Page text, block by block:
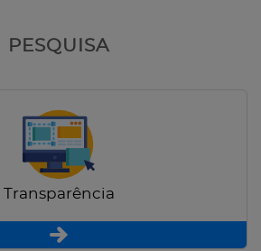
PESQUISA
Transparência